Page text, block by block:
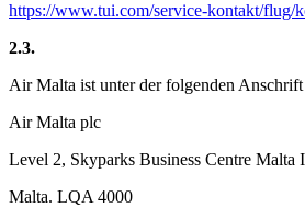
https://www.tui.com/service-kontakt/flug/
2.3.
Air Malta ist unter der folgenden Anschrift
Air Malta plc
Level 2, Skyparks Business Centre
Malta. LQA 4000